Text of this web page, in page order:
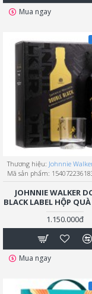
Mua ngay
Thương hiệu: Johnnie
Mã sản phẩm:
JOHNNIE WALKER
BLACK LABEL HỘP
1.150.000đ
Mua ngay